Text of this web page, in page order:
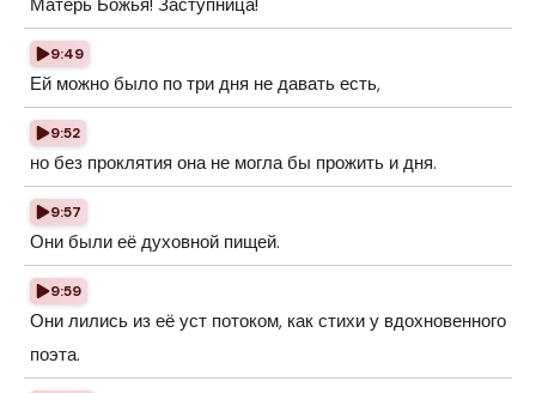
Матерь Божья! Заступница!
9:49
Ей можно было по три дня не давать есть,
9:52
но без проклятия она не могла бы прожить и дня.
9:57
Они были её духовной пищей.
9:59
Они лились из её уст потоком, как стихи у вдохновенного
поэта.